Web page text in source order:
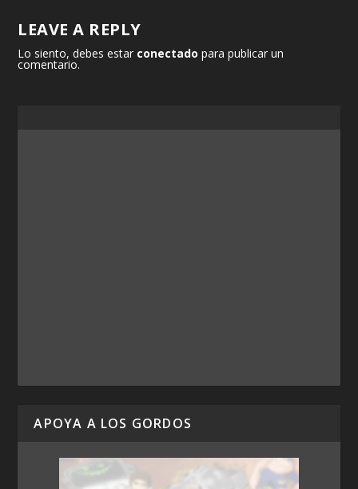
LEAVE A REPLY
Lo siento, debes estar conectado para publicar un
comentario.
APOYA A LOS GORDOS